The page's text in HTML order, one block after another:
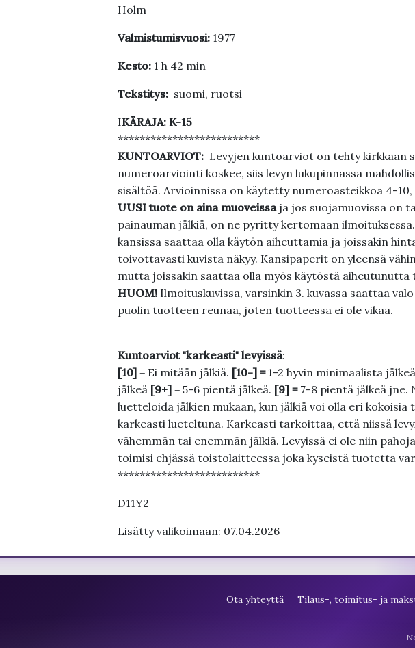
Holm
Valmistumisvuosi:1977
Kesto:1 h 42 min
Tekstitys:suomi, ruotsi
IKÄRAJA: K-15
**************************
KUNTOARVIOT: Levyjen kuntoarviot on tehty kirkkaan
numeroarviointi koskee, siis levyn lukupinnassa
sisältöä. Arvioinnissa on käytetty numeroasteikkoa 4-
UUSI tuote on aina muoveissa ja jos suojamuovissa on
painauman jälkiä, on ne pyritty kertomaan
kansissa saattaa olla käytön aiheuttamia ja joissakin
toivottavasti kuvista näkyy. Kansipaperit on yleensä
mutta joissakin saattaa olla myös käytöstä aiheutunutta
HUOM!Ilmoituskuvissa, varsinkin 3. kuvassa saattaa
puolin tuotteen reunaa, joten tuotteessa ei ole vikaa.
Kuntoarviot "karkeasti" levyissä:
[10]= Ei mitään jälkiä. [10-] = 1-2 hyvin minimaalista
jälkeä [9+]= 5-6 pientä jälkeä. [9] = 7-8 pientä jälkeä jne.
luetteloida jälkien mukaan, kun jälkiä voi olla eri kokoisia
karkeasti lueteltuna. Karkeasti tarkoittaa, että niissä
vähemmän tai enemmän jälkiä. Levyissä ei ole niin
toimisi ehjässä toistolaitteessa joka kyseistä tuotetta
**************************
D11Y2
Lisätty valikoimaan: 07.04.2026
Ota yhteyttä Tilaus-, toimitus- ja